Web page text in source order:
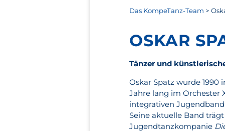
Das KompeTanz-Team >
OSKAR
Tänzer und
Oskar Spatz wurde 1990
Jahre lang im Orchester
integrativen Jugendband
Seine aktuelle Band
Jugendtanzkompanie